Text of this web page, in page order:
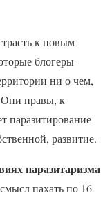
к новым
блогеры-
ни о чем,
Они правы, к
паразитирование
развитие.
паразитаризма
пахать по 16